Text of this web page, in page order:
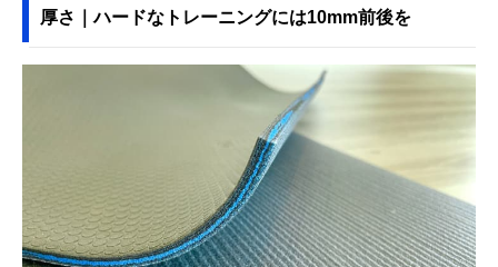
かし若干、塩化ビニール系のにおい
がします。
EVA （エチレン-酢酸ビニル共重合
水に強く軽量で柔らかく弾力があり
耐久性も高いです。
バスマットやシューズのミッドソー
ルに広く使用されているので身近で
イメージしやすい素材です。EVAは
TPE同様、
においはほとんどする事
はありません。
厚さ｜ハードなトレーニングには10mm前後を